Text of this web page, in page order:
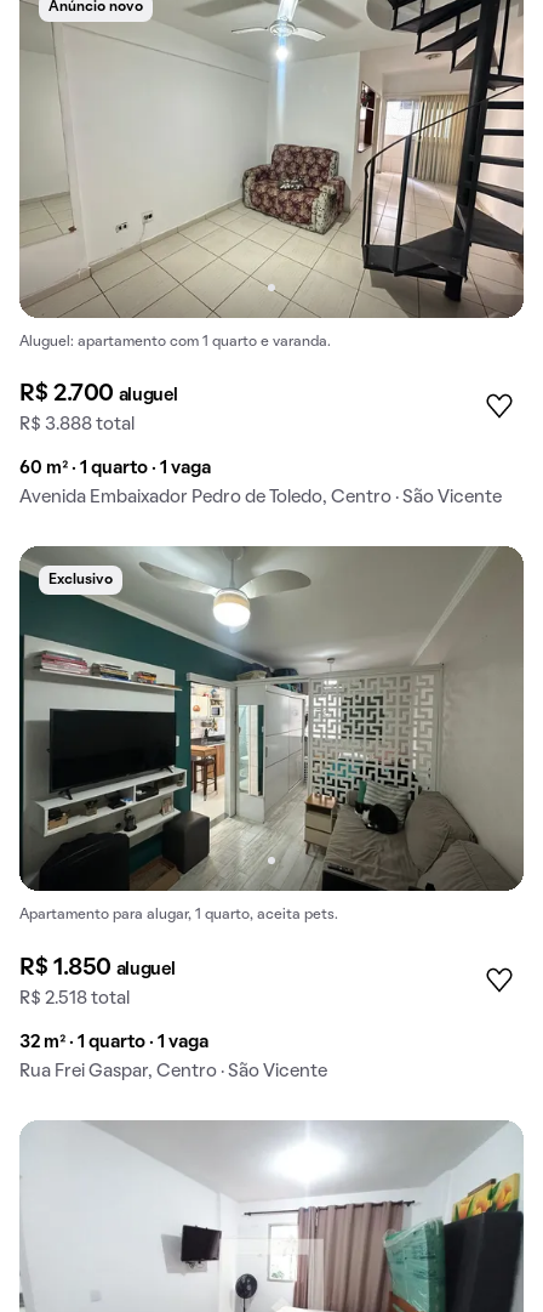
Anúncio novo
Aluguel: apartamento com 1 quarto e varanda.
R$ 2.700 aluguel
R$ 3.888 total
60 m² · 1 quarto · 1 vaga
Avenida Embaixador Pedro de Toledo, Centro · São Vicente
Exclusivo
Apartamento para alugar, 1 quarto, aceita pets.
R$ 1.850 aluguel
R$ 2.518 total
32 m² · 1 quarto · 1 vaga
Rua Frei Gaspar, Centro · São Vicente